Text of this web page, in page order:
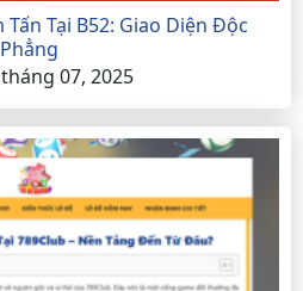
Tại B52: Giao Diện Độc
07, 2025